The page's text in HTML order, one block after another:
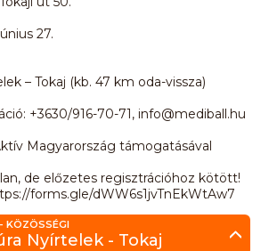
27.
– Tokaj (kb. 47 km oda-vissza)
+3630/916-70-71, info@mediball.hu
Magyarország támogatásával
de előzetes regisztrációhoz kötött!
forms.gle/dWW6s1jvTnEkWtAw7
KÖZÖSSÉGI
Nyírtelek - Tokaj